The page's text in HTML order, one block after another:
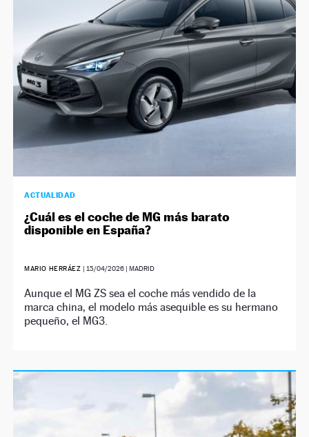
SÍGUENOS
ACTUALIDAD
¿Cuál es el coche de MG más barato
disponible en España?
MARIO HERRÁEZ | 15/04/2026| MADRID
Aunque el MG ZS sea el coche más vendido de la
marca china, el modelo más asequible es su hermano
pequeño, el MG3.